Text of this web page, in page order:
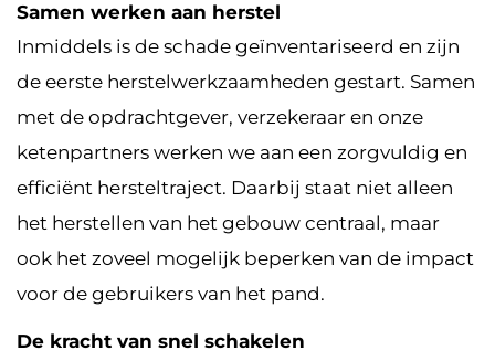
Samen werken aan herstel
Inmiddels is de schade geïnventariseerd en zijn
de eerste herstelwerkzaamheden gestart. Samen
met de opdrachtgever, verzekeraar en onze
ketenpartners werken we aan een zorgvuldig en
efficiënt hersteltraject. Daarbij staat niet alleen
het herstellen van het gebouw centraal, maar
ook het zoveel mogelijk beperken van de impact
voor de gebruikers van het pand.
De kracht van snel schakelen